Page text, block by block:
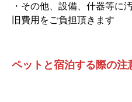
・その他、設備、什器等に
旧費用をご負担頂きます
ペットと宿泊する際の注